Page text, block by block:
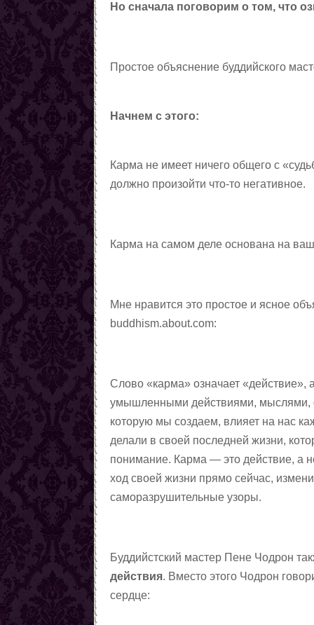
Но сначала поговорим о том, что
Простое объяснение буддийского
Начнем с этого:
Карма не имеет ничего общего с
должно произойти что-то негативное.
Карма на самом деле основана на
Мне нравится это простое и ясное
buddhism.about.com:
Слово «карма» означает
умышленными действиями, мыслями,
которую мы создаем, влияет на нас
делали в своей последней жизни,
понимание. Карма— это действие, а
ход своей жизни прямо сейчас,
саморазрушительные узоры.
Буддийстский мастер Пене Чодрон
действия. Вместо этого Чодрон
сердце: